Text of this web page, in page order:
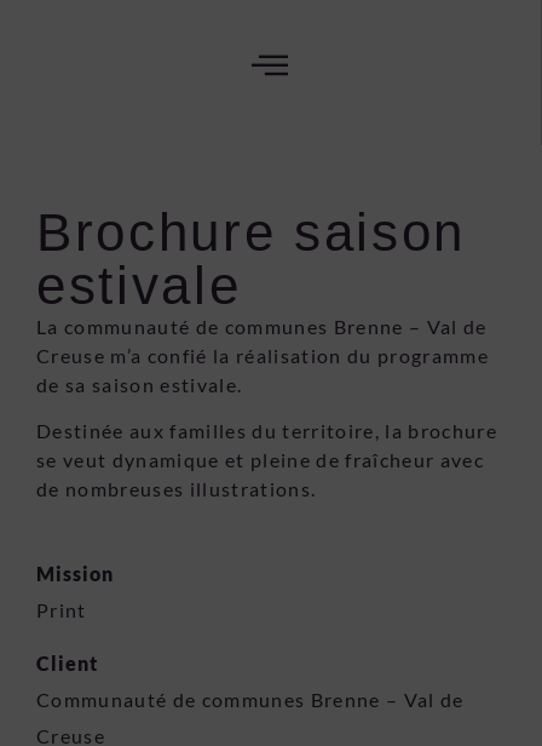
Brochure saison
estivale
La communauté de communes Brenne – Val de
Creuse m’a confié la réalisation du programme
de sa saison estivale.
Destinée aux familles du territoire, la brochure
se veut dynamique et pleine de fraîcheur avec
de nombreuses illustrations.
Mission
Print
Client
Communauté de communes Brenne – Val de
Creuse